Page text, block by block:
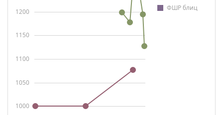
ФШР блиц
1000
1050
1100
1150
1200